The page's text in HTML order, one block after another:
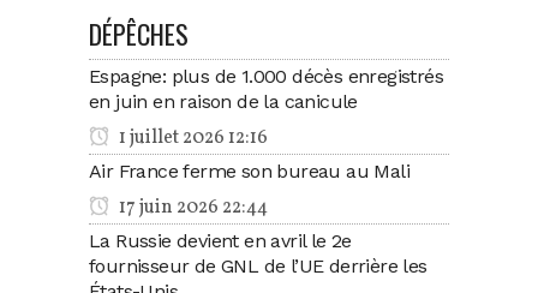
DÉPÊCHES
Espagne: plus de 1.000 décès enregistrés
en juin en raison de la canicule
1 juillet 2026 12:16
Air France ferme son bureau au Mali
17 juin 2026 22:44
La Russie devient en avril le 2e
fournisseur de GNL de l’UE derrière les